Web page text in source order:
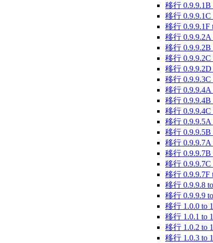
移行 0.9.9.1B
移行 0.9.9.1C
移行 0.9.9.1F
移行 0.9.9.2A
移行 0.9.9.2B
移行 0.9.9.2C
移行 0.9.9.2D
移行 0.9.9.3C
移行 0.9.9.4A
移行 0.9.9.4B
移行 0.9.9.4C
移行 0.9.9.5A
移行 0.9.9.5B
移行 0.9.9.7A
移行 0.9.9.7B
移行 0.9.9.7C
移行 0.9.9.7F
移行 0.9.9.8
移行 0.9.9.9
移行 1.0.0 to
移行 1.0.1 to
移行 1.0.2 to
移行 1.0.3 to